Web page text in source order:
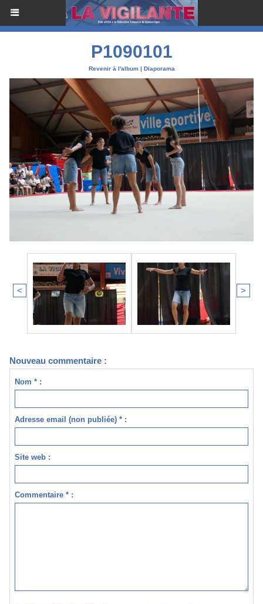
P1090101
Revenir à l'album | Diaporama
< >
Nouveau commentaire :
Nom * :
Adresse email (non publiée) * :
Site web :
Commentaire * :